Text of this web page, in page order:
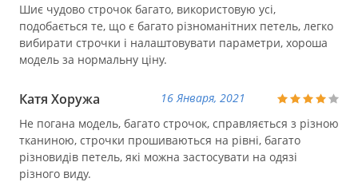
Шиє чудово строчок багато, використовую усі,
подобається те, що є багато різноманітних петель, легко
вибирати строчки і налаштовувати параметри, хороша
модель за нормальну ціну.
Катя Хоружа
16 Января, 2021
Не погана модель, багато строчок, справляється з різною
тканиною, строчки прошиваються на рівні, багато
різновидів петель, які можна застосувати на одязі
різного виду.